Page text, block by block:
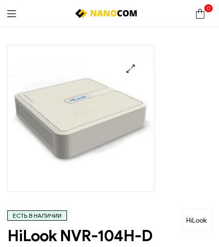
0
HiLook
ЕСТЬ В НАЛИЧИИ
HiLook NVR-104H-D